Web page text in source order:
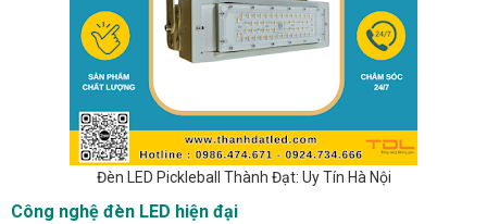
Đèn LED Pickleball Thành Đạt: Uy Tín Hà Nội
Công nghệ đèn LED hiện đại